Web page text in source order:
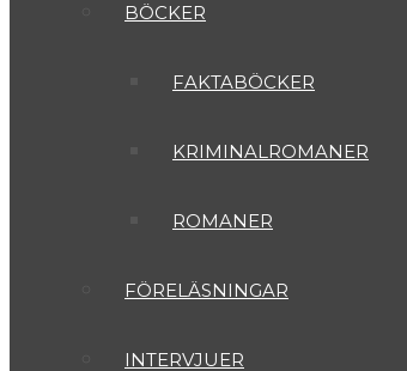
BÖCKER
FAKTABÖCKER
KRIMINALROMANER
ROMANER
FÖRELÄSNINGAR
INTERVJUER